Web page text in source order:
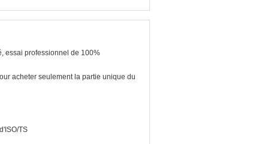
essai professionnel de 100%
acheter seulement la partie unique du
TS